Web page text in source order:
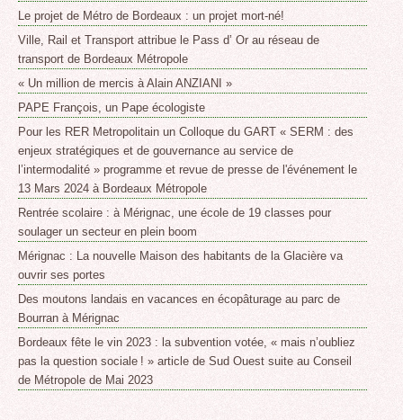
Le projet de Métro de Bordeaux : un projet mort-né!
Ville, Rail et Transport attribue le Pass d’ Or au réseau de
transport de Bordeaux Métropole
« Un million de mercis à Alain ANZIANI »
PAPE François, un Pape écologiste
Pour les RER Metropolitain un Colloque du GART « SERM : des
enjeux stratégiques et de gouvernance au service de
l’intermodalité » programme et revue de presse de l'événement le
13 Mars 2024 à Bordeaux Métropole
Rentrée scolaire : à Mérignac, une école de 19 classes pour
soulager un secteur en plein boom
Mérignac : La nouvelle Maison des habitants de la Glacière va
ouvrir ses portes
Des moutons landais en vacances en écopâturage au parc de
Bourran à Mérignac
Bordeaux fête le vin 2023 : la subvention votée, « mais n’oubliez
pas la question sociale ! » article de Sud Ouest suite au Conseil
de Métropole de Mai 2023